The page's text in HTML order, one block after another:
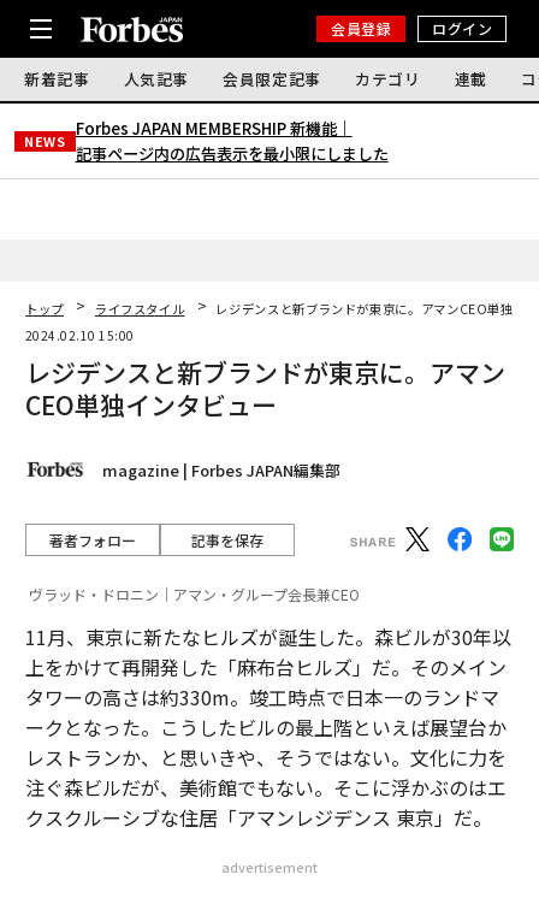
会員登録 ログイン
新着記事 人気記事 会員限定記事 カテゴリ 連載
NEWS
Forbes JAPAN MEMBERSHIP 新機能｜
記事ページ内の広告表示を最小限にしました
トップ ライフスタイル
レジデンスと新ブランドが東京に。アマンCEO単独イ
2024.02.10 15:00
レジデンスと新ブランドが東京に。アマン
CEO単独インタビュー
magazine | Forbes JAPAN編集部
著者フォロー 記事を保存
ヴラッド・ドロニン｜アマン・グループ会長兼CEO
11月、東京に新たなヒルズが誕生した。森ビルが30年以
上をかけて再開発した「麻布台ヒルズ」だ。そのメイン
タワーの高さは約330m。竣工時点で日本一のランドマ
ークとなった。こうしたビルの最上階といえば展望台か
レストランか、と思いきや、そうではない。文化に力を
注ぐ森ビルだが、美術館でもない。そこに浮かぶのはエ
クスクルーシブな住居「アマンレジデンス 東京」だ。
advertisement